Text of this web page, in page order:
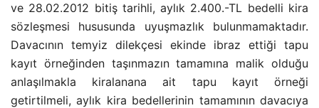
ve 28.02.2012 bitiş tarihli, aylık 2.400.-TL bedelli kira
sözleşmesi hususunda uyuşmazlık bulunmamaktadır.
Davacının temyiz dilekçesi ekinde ibraz ettiği tapu
kayıt örneğinden taşınmazın tamamına malik olduğu
anlaşılmakla kiralanana ait tapu kayıt örneği
getirtilmeli, aylık kira bedellerinin tamamının davacıya